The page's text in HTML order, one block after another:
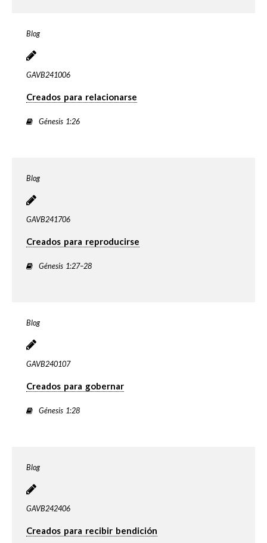
Blog
GAVB241006
Creados para relacionarse
Génesis 1:26
Blog
GAVB241706
Creados para reproducirse
Génesis 1:27–28
Blog
GAVB240107
Creados para gobernar
Génesis 1:28
Blog
GAVB242406
Creados para recibir bendición